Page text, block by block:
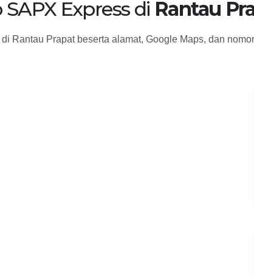
Express di Rantau
Rantau Prapat beserta alamat, Google Maps, dan